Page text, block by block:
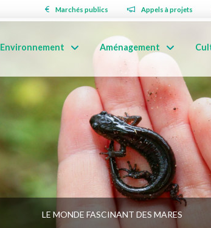
Marchés publics Appels à projets
Environnement Aménagement
LE MONDE FASCINANT DES MARES